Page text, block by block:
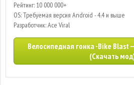
Рейтинг: 10 000 000+
OS: Требуемая версия Android - 4.4 и выше
Разработчик: Ace Viral
Велосипедная гонка -Bike Blast
(Скачать